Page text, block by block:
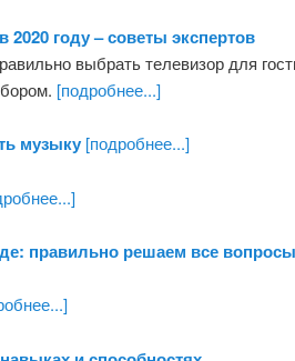
году – советы экспертов
выбрать телевизор для
[подробнее...]
музыку [подробнее...]
правильно решаем все вопросы